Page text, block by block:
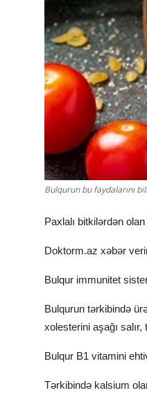
AZ
Bulqurun bu faydalarını
Paxlalı bitkilərdən
Doktorm.az xəbər
Bulqur immunitet
Bulqurun tərkibində
xolesterini aşağı
Bulqur B1 vitamini
Tərkibində kalsium